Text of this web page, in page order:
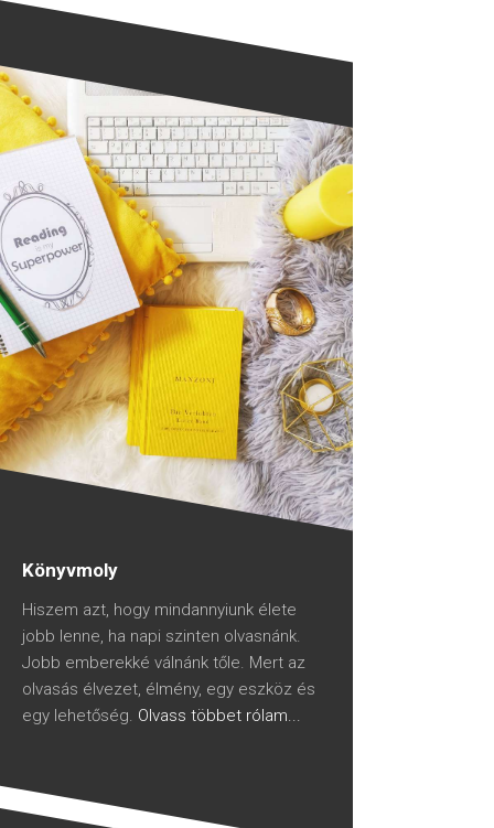
Könyvmoly
Hiszem azt, hogy mindannyiunk élete
jobb lenne, ha napi szinten olvasnánk.
Jobb emberekké válnánk tőle. Mert az
olvasás élvezet, élmény, egy eszköz és
egy lehetőség. Olvass többet rólam...